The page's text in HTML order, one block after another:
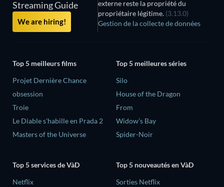
Streaming Guide
We are hiring!
externe reste la propriété du
propriétaire légitime. (3.13.0)
Gestion de la collecte de données
Top 5 meilleurs films
Projet Dernière Chance
obsession
Troie
Le Diable s'habille en Prada 2
Masters of the Universe
Top 5 meilleures séries
Silo
House of the Dragon
From
Widow’s Bay
Spider-Noir
Top 5 services de VàD
Netflix
Top 5 nouveautés en VàD
Sorties Netflix